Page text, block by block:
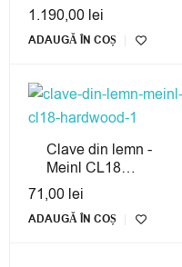
1.190,00 lei
ADAUGĂ ÎN COȘ
Clave din lemn -
Meinl CL18
Hardwood
71,00 lei
ADAUGĂ ÎN COȘ